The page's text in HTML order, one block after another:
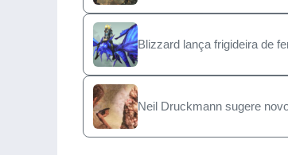
Blizzard lança frigideira de
Neil Druckmann sugere